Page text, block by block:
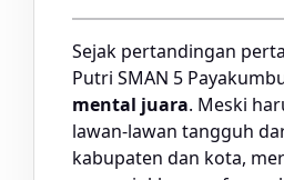
Sejak pertandingan
Putri SMAN 5
mental juara. Meski
lawan-lawan tangguh
kabupaten dan kota,